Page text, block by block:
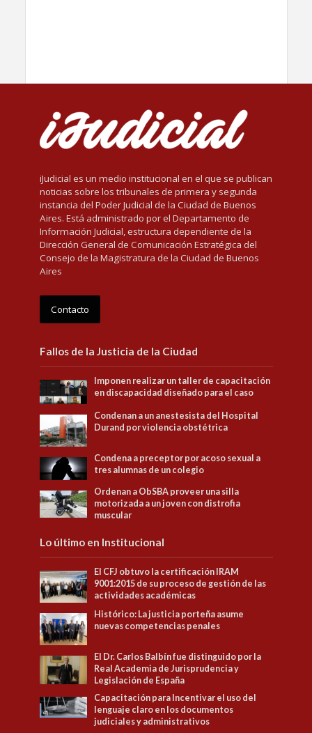
iJudicial es un medio institucional en el que se publican
noticias sobre los tribunales de primera y segunda
instancia del Poder Judicial de la Ciudad de Buenos
Aires. Está administrado por el Departamento de
Información Judicial, estructura dependiente de la
Dirección General de Comunicación Estratégica del
Consejo de la Magistratura de la Ciudad de Buenos
Aires
Contacto
Fallos de la Justicia de la Ciudad
Imponen realizar un taller de capacitación
en discapacidad diseñado para el caso
Condenan a un anestesista del Hospital
Durand por violencia obstétrica
Condena a preceptor por acoso sexual a
tres alumnas de un colegio
Ordenan a ObSBA proveer una silla
motorizada a un joven con distrofia
muscular
Lo último en Institucional
El CFJ obtuvo la certificación IRAM
9001:2015 de su proceso de gestión de las
actividades académicas
Histórico: La justicia porteña asume
nuevas competencias penales
El Dr. Carlos Balbín fue distinguido por la
Real Academia de Jurisprudencia y
Legislación de España
Capacitación para Incentivar el uso del
lenguaje claro en los documentos
judiciales y administrativos